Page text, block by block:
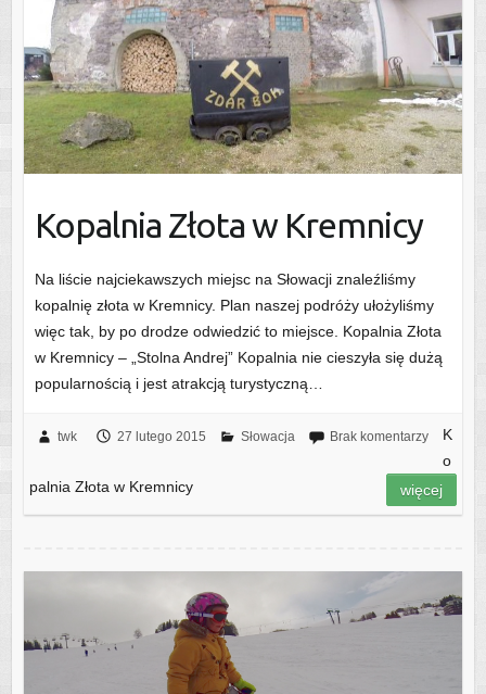
Kopalnia Złota w Kremnicy
Na liście najciekawszych miejsc na Słowacji znaleźliśmy
kopalnię złota w Kremnicy. Plan naszej podróży ułożyliśmy
więc tak, by po drodze odwiedzić to miejsce. Kopalnia Złota
w Kremnicy – „Stolna Andrej” Kopalnia nie cieszyła się dużą
popularnością i jest atrakcją turystyczną…
twk 27 lutego 2015 Słowacja Brak komentarzy
K
o
palnia Złota w Kremnicy
więcej